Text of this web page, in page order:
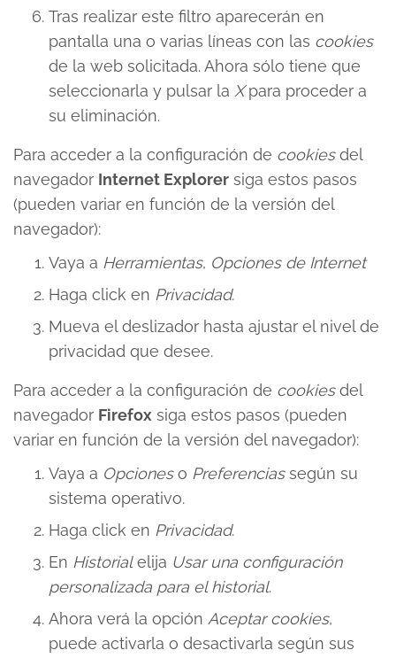
Tras realizar este filtro aparecerán en
pantalla una o varias líneas con las cookies
de la web solicitada. Ahora sólo tiene que
seleccionarla y pulsar la Xpara proceder a
su eliminación.
Para acceder a la configuración de cookiesdel
navegador Internet Explorer siga estos pasos
(pueden variar en función de la versión del
navegador):
Vaya a Herramientas, Opciones de Internet
Haga click en Privacidad.
Mueva el deslizador hasta ajustar el nivel de
privacidad que desee.
Para acceder a la configuración de cookiesdel
navegador Firefox siga estos pasos (pueden
variar en función de la versión del navegador):
Vaya a Opcioneso Preferenciassegún su
sistema operativo.
Haga click en Privacidad.
En Historialelija Usar una configuración
personalizada para el historial.
Ahora verá la opción Aceptar cookies,
puede activarla o desactivarla según sus